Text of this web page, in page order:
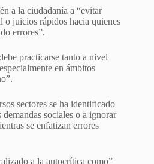
a la ciudadanía a “evitar
o juicios rápidos hacia quienes
errores”.
practicarse tanto a nivel
en ámbitos
sectores se ha identificado
sociales o a ignorar
se enfatizan errores
a la autocrítica como”